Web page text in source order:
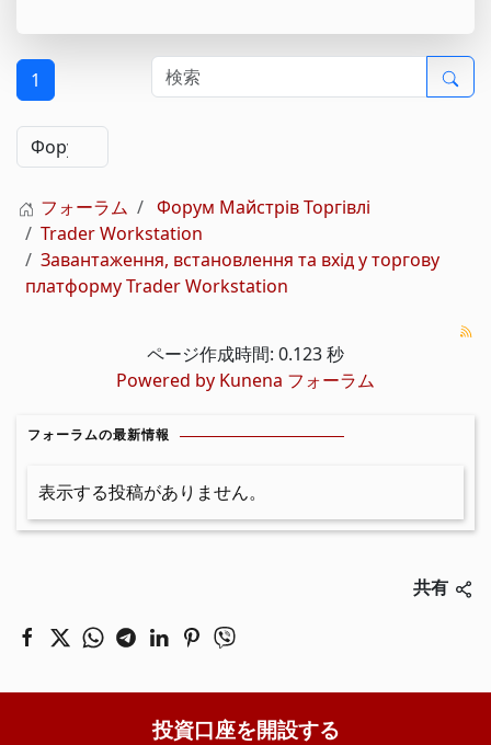
1
フォーラム
Форум Майстрів Торгівлі
Trader Workstation
Завантаження, встановлення та вхід у торгову
платформу Trader Workstation
ページ作成時間: 0.123 秒
Powered by Kunena フォーラム
フォーラムの最新情報
表示する投稿がありません。
共有
投資口座を開設する